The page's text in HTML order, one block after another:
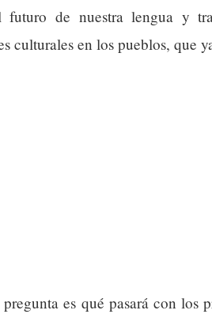
futuro de nuestra lengua y
culturales en los pueblos, que
es qué pasará con los